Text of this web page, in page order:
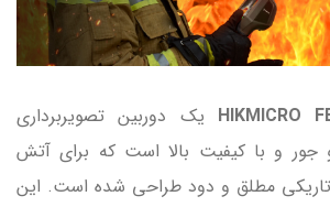
HIKMICRO یک دوربین تصویربرداری
جور و با کیفیت بالا است که برای آتش
مطلق و دود طراحی شده است. این